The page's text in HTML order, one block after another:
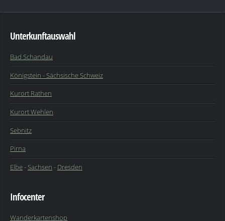
Unterkunftauswahl
Bad Schandau
Königstein - Sächsische Schweiz
Kurort Rathen
Kurort Wehlen
Sebnitz
Pirna
Elbe-Sachsen - Dresden
Infocenter
Wanderkartenshop